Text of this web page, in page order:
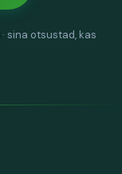
sina otsustad, kas